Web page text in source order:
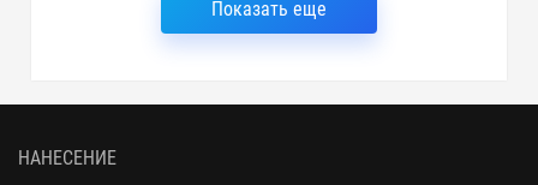
Показать еще
НАНЕСЕНИЕ